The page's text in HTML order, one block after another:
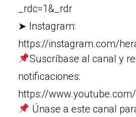
_rdc=1&_rdr
➤ Instagram:
https://instagram.com/
Suscríbase al canal y
notificaciones:
https://
Únase a este canal